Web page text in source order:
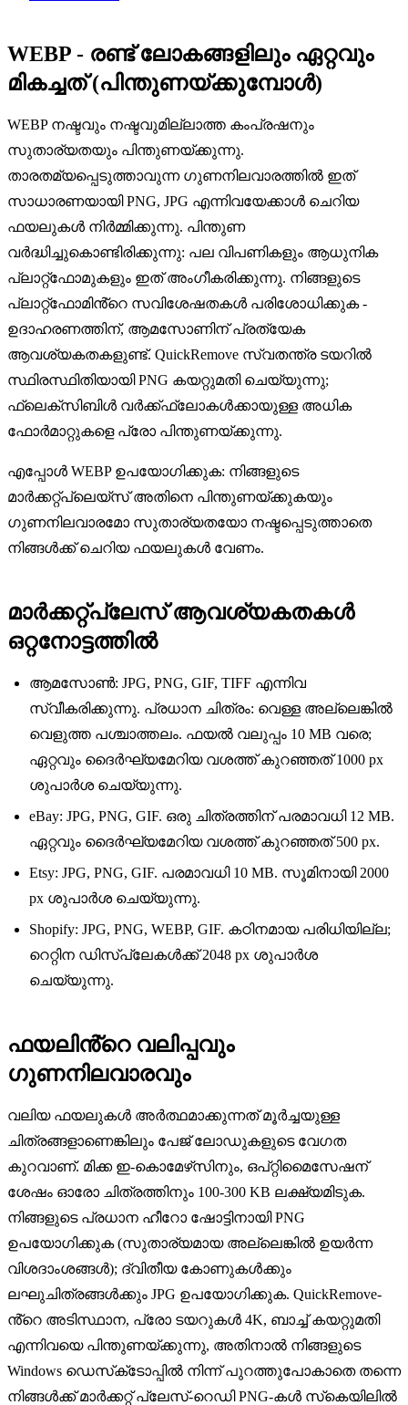
WEBP - രണ്ട് ലോകങ്ങളിലും ഏറ്റവും
മികച്ചത് (പിന്തുണയ്‌ക്കുമ്പോൾ)
WEBP നഷ്ടവും നഷ്ടവുമില്ലാത്ത കംപ്രഷനും
സുതാര്യതയും പിന്തുണയ്ക്കുന്നു.
താരതമ്യപ്പെടുത്താവുന്ന ഗുണനിലവാരത്തിൽ ഇത്
സാധാരണയായി PNG, JPG എന്നിവയേക്കാൾ ചെറിയ
ഫയലുകൾ നിർമ്മിക്കുന്നു. പിന്തുണ
വർദ്ധിച്ചുകൊണ്ടിരിക്കുന്നു: പല വിപണികളും ആധുനിക
പ്ലാറ്റ്‌ഫോമുകളും ഇത് അംഗീകരിക്കുന്നു. നിങ്ങളുടെ
പ്ലാറ്റ്‌ഫോമിൻ്റെ സവിശേഷതകൾ പരിശോധിക്കുക -
ഉദാഹരണത്തിന്, ആമസോണിന് പ്രത്യേക
ആവശ്യകതകളുണ്ട്. QuickRemove സ്വതന്ത്ര ടയറിൽ
സ്ഥിരസ്ഥിതിയായി PNG കയറ്റുമതി ചെയ്യുന്നു;
ഫ്ലെക്സിബിൾ വർക്ക്ഫ്ലോകൾക്കായുള്ള അധിക
ഫോർമാറ്റുകളെ പ്രോ പിന്തുണയ്ക്കുന്നു.
എപ്പോൾ WEBP ഉപയോഗിക്കുക: നിങ്ങളുടെ
മാർക്കറ്റ്‌പ്ലെയ്‌സ് അതിനെ പിന്തുണയ്‌ക്കുകയും
ഗുണനിലവാരമോ സുതാര്യതയോ നഷ്ടപ്പെടുത്താതെ
നിങ്ങൾക്ക് ചെറിയ ഫയലുകൾ വേണം.
മാർക്കറ്റ്പ്ലേസ് ആവശ്യകതകൾ
ഒറ്റനോട്ടത്തിൽ
ആമസോൺ: JPG, PNG, GIF, TIFF എന്നിവ
സ്വീകരിക്കുന്നു. പ്രധാന ചിത്രം: വെള്ള അല്ലെങ്കിൽ
വെളുത്ത പശ്ചാത്തലം. ഫയൽ വലുപ്പം 10 MB വരെ;
ഏറ്റവും ദൈർഘ്യമേറിയ വശത്ത് കുറഞ്ഞത് 1000 px
ശുപാർശ ചെയ്യുന്നു.
eBay: JPG, PNG, GIF. ഒരു ചിത്രത്തിന് പരമാവധി 12 MB.
ഏറ്റവും ദൈർഘ്യമേറിയ വശത്ത് കുറഞ്ഞത് 500 px.
Etsy: JPG, PNG, GIF. പരമാവധി 10 MB. സൂമിനായി 2000
px ശുപാർശ ചെയ്യുന്നു.
Shopify: JPG, PNG, WEBP, GIF. കഠിനമായ പരിധിയില്ല;
റെറ്റിന ഡിസ്പ്ലേകൾക്ക് 2048 px ശുപാർശ
ചെയ്യുന്നു.
ഫയലിൻ്റെ വലിപ്പവും
ഗുണനിലവാരവും
വലിയ ഫയലുകൾ അർത്ഥമാക്കുന്നത് മൂർച്ചയുള്ള
ചിത്രങ്ങളാണെങ്കിലും പേജ് ലോഡുകളുടെ വേഗത
കുറവാണ്. മിക്ക ഇ-കൊമേഴ്‌സിനും, ഒപ്റ്റിമൈസേഷന്
ശേഷം ഓരോ ചിത്രത്തിനും 100-300 KB ലക്ഷ്യമിടുക.
നിങ്ങളുടെ പ്രധാന ഹീറോ ഷോട്ടിനായി PNG
ഉപയോഗിക്കുക (സുതാര്യമായ അല്ലെങ്കിൽ ഉയർന്ന
വിശദാംശങ്ങൾ); ദ്വിതീയ കോണുകൾക്കും
ലഘുചിത്രങ്ങൾക്കും JPG ഉപയോഗിക്കുക. QuickRemove-
ൻ്റെ അടിസ്ഥാന, പ്രോ ടയറുകൾ 4K, ബാച്ച് കയറ്റുമതി
എന്നിവയെ പിന്തുണയ്‌ക്കുന്നു, അതിനാൽ നിങ്ങളുടെ
Windows ഡെസ്‌ക്‌ടോപ്പിൽ നിന്ന് പുറത്തുപോകാതെ തന്നെ
നിങ്ങൾക്ക് മാർക്കറ്റ് പ്ലേസ്-റെഡി PNG-കൾ സ്‌കെയിലിൽ